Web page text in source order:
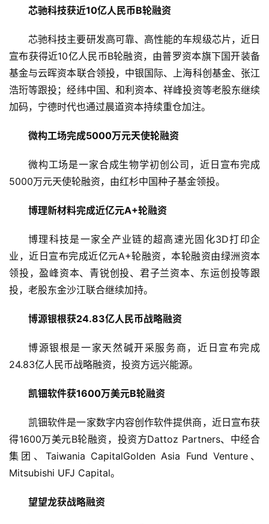
并
购
重
组
据
创
业
登录 注册
芯驰科技获近10亿人民币B轮融资
芯驰科技主要研发高可靠、高性能的车规级芯片，近日
宣布获得近10亿人民币B轮融资，由普罗资本旗下国开装备
基金与云晖资本联合领投，中银国际、上海科创基金、张江
浩珩等跟投；经纬中国、和利资本、祥峰投资等老股东继续
加码，宁德时代也通过晨道资本持续重仓加注。
微构工场完成5000万元天使轮融资
微构工场是一家合成生物学初创公司，近日宣布完成
5000万元天使轮融资，由红杉中国种子基金领投。
博理新材料完成近亿元A+轮融资
博理科技是一家全产业链的超高速光固化3D打印企
业，近日宣布完成近亿元A+轮融资，本轮融资由绿洲资本
领投，盈峰资本、青锐创投、君子兰资本、东运创投等跟
投，老股东金沙江联合继续加持。
博源银根获24.83亿人民币战略融资
博源银根是一家天然碱开采服务商，近日宣布完成
24.83亿人民币战略融资，投资方远兴能源。
凯钿软件获1600万美元B轮融资
凯钿软件是一家数字内容创作软件提供商，近日宣布获
得1600万美元B轮融资，投资方Dattoz Partners、中经合
集团、Taiwania CapitalGolden Asia Fund Venture、
Mitsubishi UFJ Capital。
望望龙获战略融资